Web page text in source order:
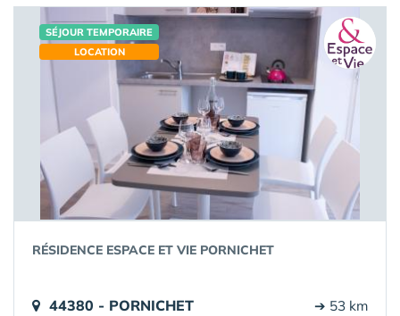
SÉJOUR TEMPORAIRE
LOCATION
RÉSIDENCE ESPACE ET VIE PORNICHET
44380 - PORNICHET ➔ 53 km